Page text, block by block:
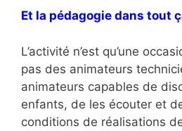
Et la pédagogie dans tout
L’activité n’est qu’une
pas des animateurs
animateurs capables de
enfants, de les écouter et
conditions de réalisations